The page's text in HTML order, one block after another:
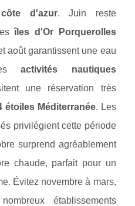
d'azur. Juin reste
îles d'Or Porquerolles
août garantissent une eau
lesactivités nautiques
une réservation très
étoiles Méditerranée. Les
privilégient cette période
surprend agréablement
chaude, parfait pour un
Évitez novembre à mars,
établissements